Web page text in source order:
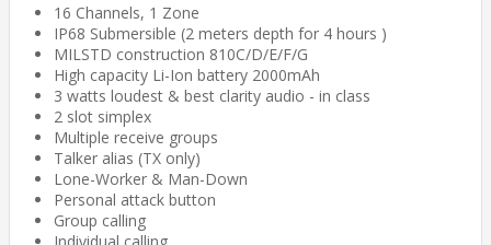
16 Channels, 1 Zone
IP68 Submersible (2 meters depth for 4 hours )
MILSTD construction 810C/D/E/F/G
High capacity Li-Ion battery 2000mAh
3 watts loudest & best clarity audio - in class
2 slot simplex
Multiple receive groups
Talker alias (TX only)
Lone-Worker & Man-Down
Personal attack button
Group calling